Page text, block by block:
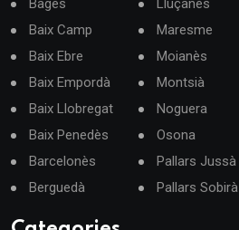
Bages
Baix Camp
Baix Ebre
Baix Empordà
Baix Llobregat
Baix Penedès
Barcelonès
Berguedà
Lluçanès
Maresme
Moianès
Montsià
Noguera
Osona
Pallars Jussà
Pallars Sobirà